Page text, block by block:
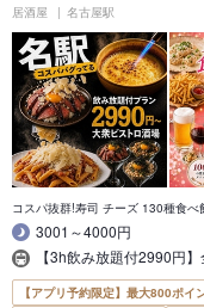
居酒屋 名古屋駅
コスパ抜群!寿司 チーズ 130種食べ
3001～4000円
【3h飲み放題付2990円
【アプリ予約限定】最大800ポイ